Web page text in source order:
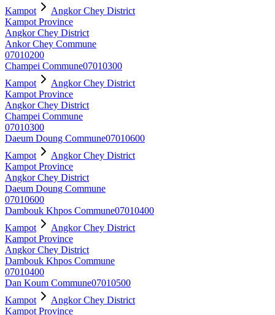
Kampot
Angkor Chey District
Kampot Province
Angkor Chey District
Ankor Chey Commune
07010200
Champei Commune07010300
Kampot
Angkor Chey District
Kampot Province
Angkor Chey District
Champei Commune
07010300
Daeum Doung Commune07010600
Kampot
Angkor Chey District
Kampot Province
Angkor Chey District
Daeum Doung Commune
07010600
Dambouk Khpos Commune07010400
Kampot
Angkor Chey District
Kampot Province
Angkor Chey District
Dambouk Khpos Commune
07010400
Dan Koum Commune07010500
Kampot
Angkor Chey District
Kampot Province